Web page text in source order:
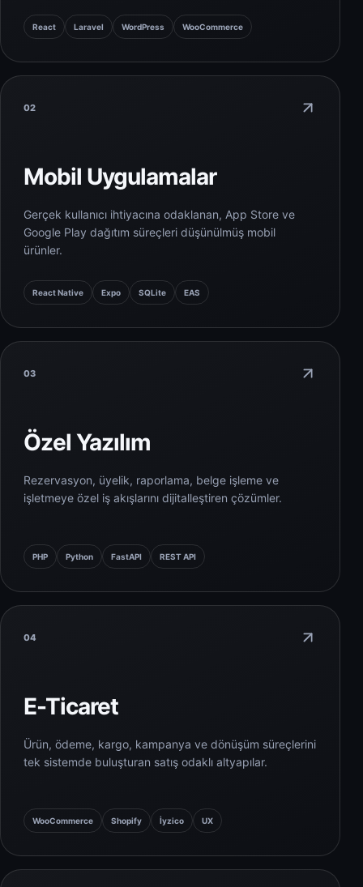
React Laravel WordPress WooCommerce
02
Mobil Uygulamalar
Gerçek kullanıcı ihtiyacına odaklanan, App Store ve
Google Play dağıtım süreçleri düşünülmüş mobil
ürünler.
React Native Expo SQLite EAS
03
Özel Yazılım
Rezervasyon, üyelik, raporlama, belge işleme ve
işletmeye özel iş akışlarını dijitalleştiren çözümler.
PHP Python FastAPI REST API
04
E-Ticaret
Ürün, ödeme, kargo, kampanya ve dönüşüm süreçlerini
tek sistemde buluşturan satış odaklı altyapılar.
WooCommerce Shopify İyzico UX